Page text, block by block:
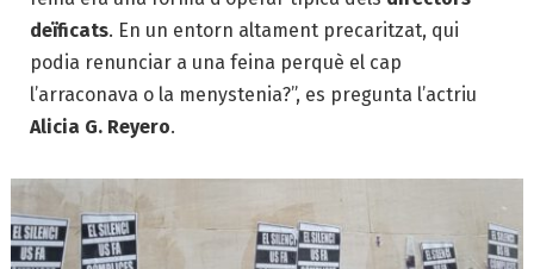
deïficats. En un entorn altament precaritzat, qui
podia renunciar a una feina perquè el cap
l’arraconava o la menystenia?”, es pregunta l’actriu
Alicia G. Reyero.